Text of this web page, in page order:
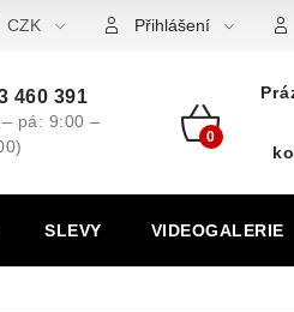
značky Výkup minerálů a
CZK Přihlášení
460 391
pá: 9:00 –
Nákupní
SLEVY VIDEOGALERIE